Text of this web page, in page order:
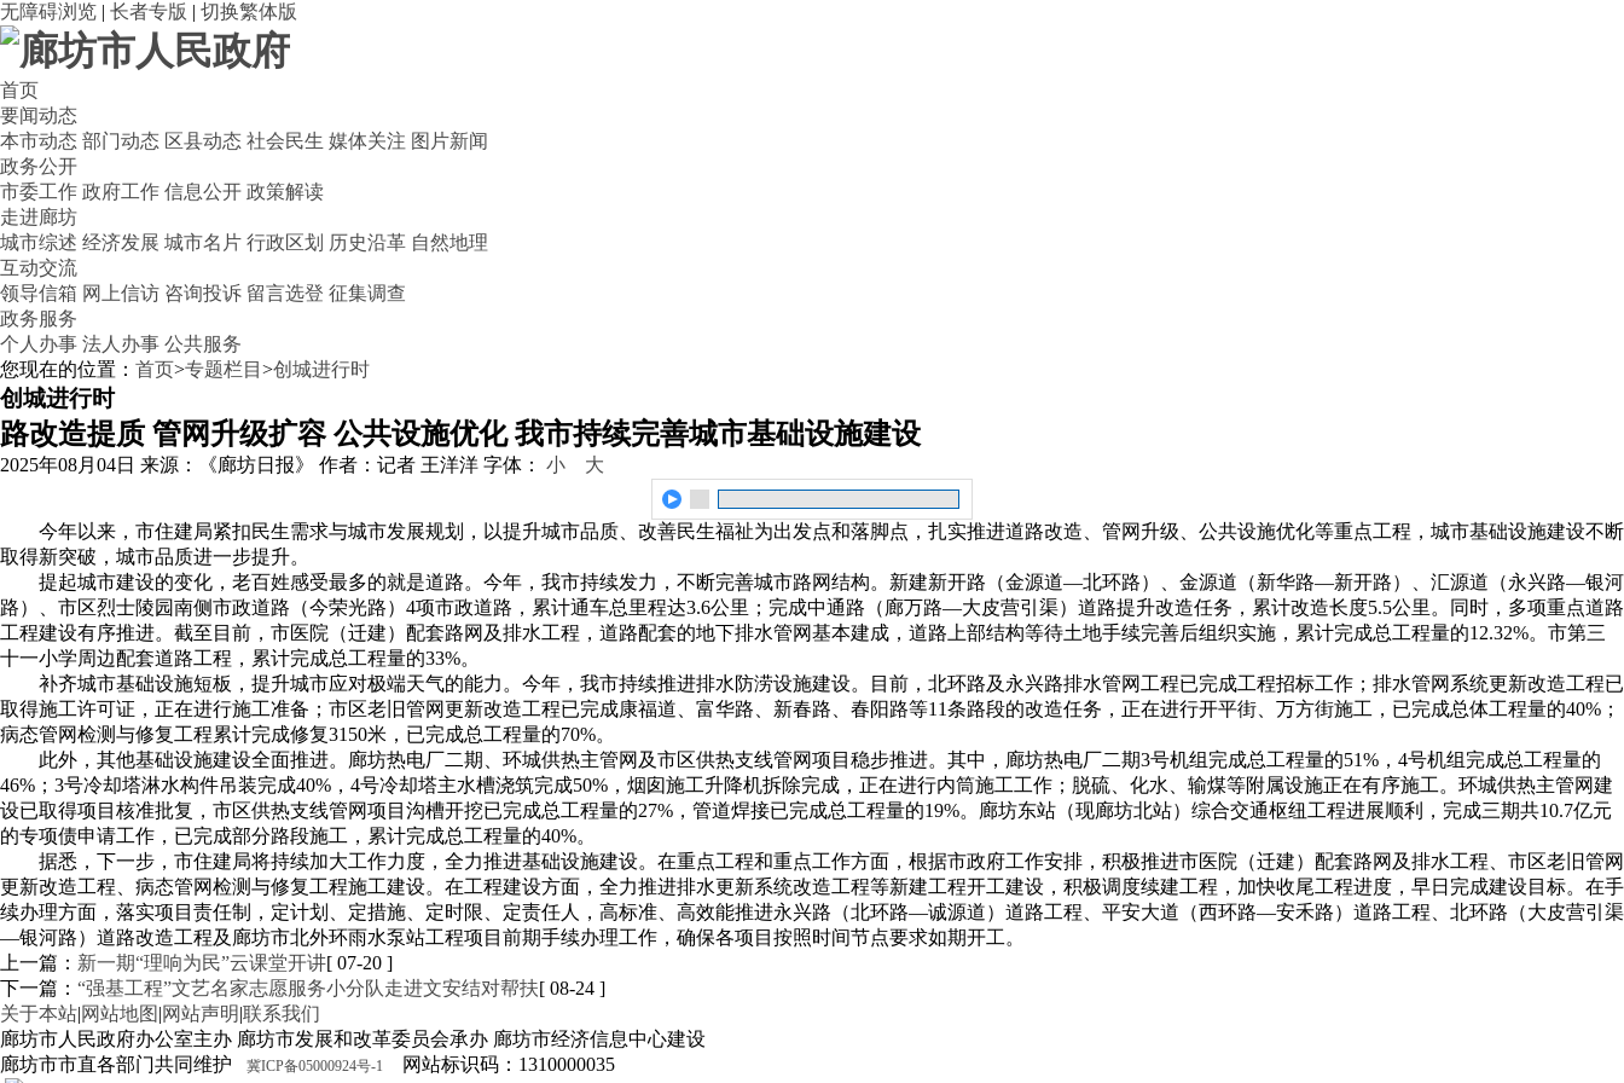
无障碍浏览 | 长者专版 | 切换繁体版
首页
要闻动态
本市动态 部门动态 区县动态 社会民生 媒体关注 图片新闻
政务公开
市委工作 政府工作 信息公开 政策解读
走进廊坊
城市综述 经济发展 城市名片 行政区划 历史沿革 自然地理
互动交流
领导信箱 网上信访 咨询投诉 留言选登 征集调查
政务服务
个人办事 法人办事 公共服务
您现在的位置： 首页>专题栏目 >创城进行时
创城进行时
路改造提质 管网升级扩容 公共设施优化 我市持续完善城市基础设施建设
2025年08月04日 来源：《廊坊日报》 作者：记者 王洋洋 字体： 小 大
今年以来，市住建局紧扣民生需求与城市发展规划，以提升城市品质、改善民生福祉为出发点和落脚点，扎实推进道路改造、管网升级、公共设施优化等重点工程，城市基础设施建设不断
取得新突破，城市品质进一步提升。
提起城市建设的变化，老百姓感受最多的就是道路。今年，我市持续发力，不断完善城市路网结构。新建新开路（金源道—北环路）、金源道（新华路—新开路）、汇源道（永兴路—银河
路）、市区烈士陵园南侧市政道路（今荣光路）4项市政道路，累计通车总里程达3.6公里；完成中通路（廊万路—大皮营引渠）道路提升改造任务，累计改造长度5.5公里。同时，多项重点道路
工程建设有序推进。截至目前，市医院（迁建）配套路网及排水工程，道路配套的地下排水管网基本建成，道路上部结构等待土地手续完善后组织实施，累计完成总工程量的12.32%。市第三
十一小学周边配套道路工程，累计完成总工程量的33%。
补齐城市基础设施短板，提升城市应对极端天气的能力。今年，我市持续推进排水防涝设施建设。目前，北环路及永兴路排水管网工程已完成工程招标工作；排水管网系统更新改造工程已
取得施工许可证，正在进行施工准备；市区老旧管网更新改造工程已完成康福道、富华路、新春路、春阳路等11条路段的改造任务，正在进行开平街、万方街施工，已完成总体工程量的40%；
病态管网检测与修复工程累计完成修复3150米，已完成总工程量的70%。
此外，其他基础设施建设全面推进。廊坊热电厂二期、环城供热主管网及市区供热支线管网项目稳步推进。其中，廊坊热电厂二期3号机组完成总工程量的51%，4号机组完成总工程量的
46%；3号冷却塔淋水构件吊装完成40%，4号冷却塔主水槽浇筑完成50%，烟囱施工升降机拆除完成，正在进行内筒施工工作；脱硫、化水、输煤等附属设施正在有序施工。环城供热主管网建
设已取得项目核准批复，市区供热支线管网项目沟槽开挖已完成总工程量的27%，管道焊接已完成总工程量的19%。廊坊东站（现廊坊北站）综合交通枢纽工程进展顺利，完成三期共10.7亿元
的专项债申请工作，已完成部分路段施工，累计完成总工程量的40%。
据悉，下一步，市住建局将持续加大工作力度，全力推进基础设施建设。在重点工程和重点工作方面，根据市政府工作安排，积极推进市医院（迁建）配套路网及排水工程、市区老旧管网
更新改造工程、病态管网检测与修复工程施工建设。在工程建设方面，全力推进排水更新系统改造工程等新建工程开工建设，积极调度续建工程，加快收尾工程进度，早日完成建设目标。在手
续办理方面，落实项目责任制，定计划、定措施、定时限、定责任人，高标准、高效能推进永兴路（北环路—诚源道）道路工程、平安大道（西环路—安禾路）道路工程、北环路（大皮营引渠
—银河路）道路改造工程及廊坊市北外环雨水泵站工程项目前期手续办理工作，确保各项目按照时间节点要求如期开工。
上一篇： 新一期“理响为民”云课堂开讲[ 07-20 ]
下一篇： “强基工程”文艺名家志愿服务小分队走进文安结对帮扶[ 08-24 ]
关于本站|网站地图 |网站声明|联系我们
廊坊市人民政府办公室主办 廊坊市发展和改革委员会承办 廊坊市经济信息中心建设
廊坊市市直各部门共同维护
冀ICP备05000924号-1 网站标识码：1310000035